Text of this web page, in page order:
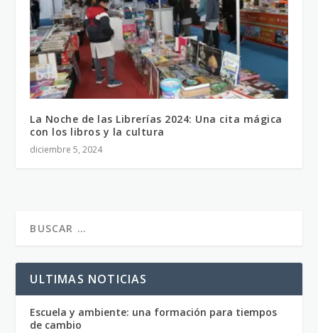
La Noche de las Librerías 2024: Una cita mágica
con los libros y la cultura
diciembre 5, 2024
ULTIMAS NOTICIAS
Escuela y ambiente: una formación para tiempos
de cambio